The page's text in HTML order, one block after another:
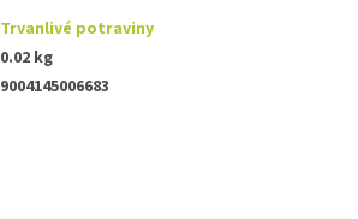
Trvanlivé potraviny
0.02 kg
9004145006683